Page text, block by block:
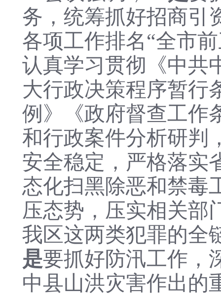
务，统筹抓好招商引
各项工作排名“全市
认真学习贯彻《中共
大行政决策程序暂行
例》
《政府督查工作
和行政案件分析研判
安全稳定， 严格落实
态化扫黑除恶和禁毒
压态势，压实相关部
我区这两类犯罪的全
是要抓好防汛工作，
中县山洪灾害作出的